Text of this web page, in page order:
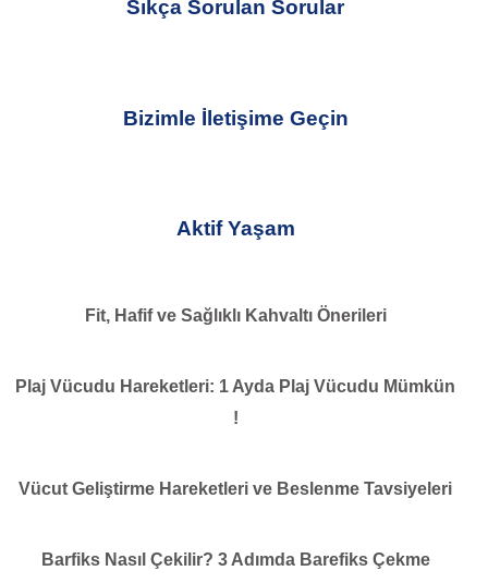
Sıkça Sorulan Sorular
Bizimle İletişime Geçin
Aktif Yaşam
Fit, Hafif ve Sağlıklı Kahvaltı Önerileri
Plaj Vücudu Hareketleri: 1 Ayda Plaj Vücudu Mümkün
!
Vücut Geliştirme Hareketleri ve Beslenme Tavsiyeleri
Barfiks Nasıl Çekilir? 3 Adımda Barefiks Çekme